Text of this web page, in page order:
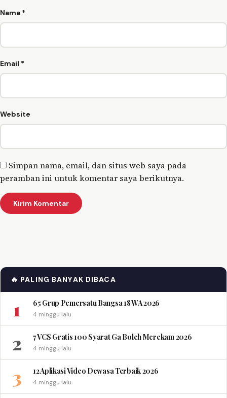
Nama *
Email *
Website
Simpan nama, email, dan situs web saya pada
peramban ini untuk komentar saya berikutnya.
🔥 PALING BANYAK DIBACA
1 65 Grup Pemersatu Bangsa 18 WA 2026
4 minggu lalu
2 7 VCS Gratis 100 Syarat Ga Boleh Merekam 2026
4 minggu lalu
3 12 Aplikasi Video Dewasa Terbaik 2026
4 minggu lalu